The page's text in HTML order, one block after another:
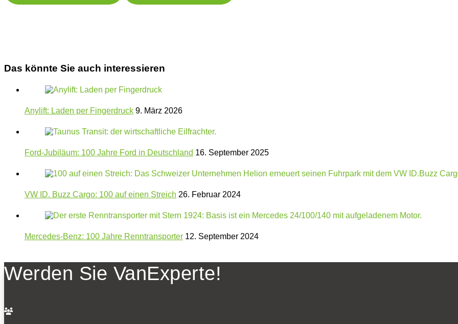
Das könnte Sie auch interessieren
Anylift: Laden per Fingerdruck 9. März 2026
Ford-Jubiläum: 100 Jahre Ford in Deutschland 16. September 2025
VW ID. Buzz Cargo: 100 auf einen Streich 26. Februar 2024
Mercedes-Benz: 100 Jahre Renntransporter 12. September 2024
Werden Sie VanExperte!
